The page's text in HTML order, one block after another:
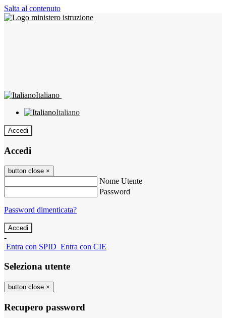
Salta al contenuto
Italiano
Italiano
Accedi
Accedi
button close ×
Nome Utente
Password
Password dimenticata?
-
Entra con SPID Entra con CIE
Seleziona utente
button close ×
Recupero password